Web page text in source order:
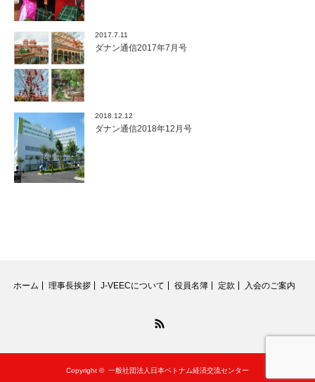
2017.7.11
ダナン通信2017年7月号
2018.12.12
ダナン通信2018年12月号
ホーム 理事長挨拶 J-VEECについて 役員名簿 定款 入会のご案内
Copyright © 一般社団法人日本ベトナム経済交流センター